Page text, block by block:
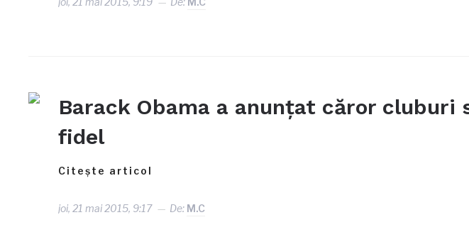
Barack Obama a anunțat căror cluburi
fidel
Citește articol
joi, 21 mai 2015, 9:17 De: M.C